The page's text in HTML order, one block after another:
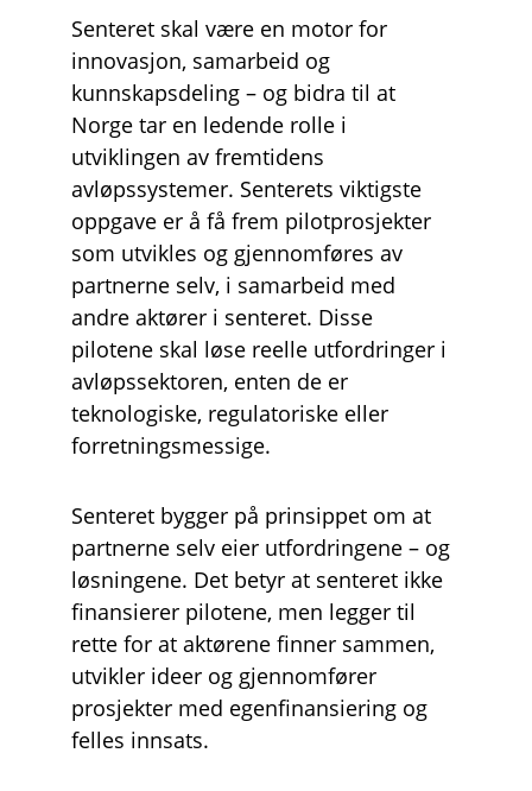
Senteret skal være en motor for
innovasjon, samarbeid og
kunnskapsdeling – og bidra til at
Norge tar en ledende rolle i
utviklingen av fremtidens
avløpssystemer. Senterets viktigste
oppgave er å få frem pilotprosjekter
som utvikles og gjennomføres av
partnerne selv, i samarbeid med
andre aktører i senteret. Disse
pilotene skal løse reelle utfordringer i
avløpssektoren, enten de er
teknologiske, regulatoriske eller
forretningsmessige.
Senteret bygger på prinsippet om at
partnerne selv eier utfordringene – og
løsningene. Det betyr at senteret ikke
finansierer pilotene, men legger til
rette for at aktørene finner sammen,
utvikler ideer og gjennomfører
prosjekter med egenfinansiering og
felles innsats.